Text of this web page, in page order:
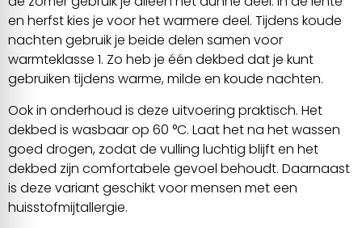
en herfst kies je voor het warmere deel. Tijdens koude
nachten gebruik je beide delen samen voor
warmteklasse 1. Zo heb je één dekbed dat je kunt
gebruiken tijdens warme, milde en koude nachten.
Ook in onderhoud is deze uitvoering praktisch. Het
dekbed is wasbaar op 60 °C. Laat het na het wassen
goed drogen, zodat de vulling luchtig blijft en het
dekbed zijn comfortabele gevoel behoudt. Daarnaast
is deze variant geschikt voor mensen met een
huisstofmijtallergie.